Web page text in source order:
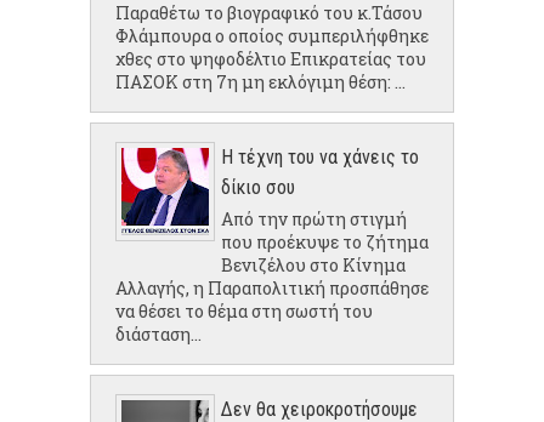
Παραθέτω το βιογραφικό του κ.Τάσου
Φλάμπουρα ο οποίος συμπεριλήφθηκε
χθες στο ψηφοδέλτιο Επικρατείας του
ΠΑΣΟΚ στη 7η μη εκλόγιμη θέση: ...
Η τέχνη του να χάνεις το
δίκιο σου
Από την πρώτη στιγμή
που προέκυψε το ζήτημα
Βενιζέλου στο Κίνημα
Αλλαγής, η Παραπολιτική προσπάθησε
να θέσει το θέμα στη σωστή του
διάσταση...
Δεν θα χειροκροτήσουμε